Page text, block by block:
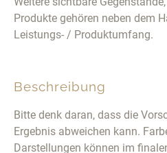
Beschreibung
Bitte denk daran, dass die
Ergebnis abweichen kann.
Darstellungen können im
Produkte gehören neben dem
Leistungs- / Produktumfang.